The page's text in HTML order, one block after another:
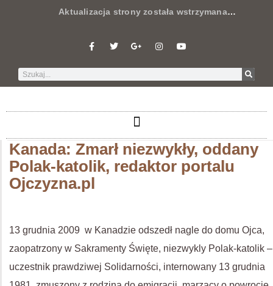
Aktualizacja strony została wstrzymana…
Kanada: Zmarł niezwykły, oddany
Polak-katolik, redaktor portalu
Ojczyzna.pl
13 grudnia 2009 w Kanadzie odszedł nagle do domu Ojca,
zaopatrzony w Sakramenty Święte, niezwykly Polak-katolik –
uczestnik prawdziwej Solidarności, internowany 13 grudnia